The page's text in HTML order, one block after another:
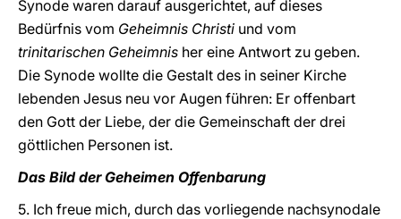
Synode waren darauf ausgerichtet, auf dieses
Bedürfnis vom Geheimnis Christi und vom
trinitarischen Geheimnis her eine Antwort zu geben.
Die Synode wollte die Gestalt des in seiner Kirche
lebenden Jesus neu vor Augen führen: Er offenbart
den Gott der Liebe, der die Gemeinschaft der drei
göttlichen Personen ist.
Das Bild der Geheimen Offenbarung
5. Ich freue mich, durch das vorliegende nachsynodale